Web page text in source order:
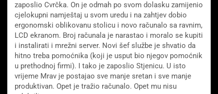
zaposlio Cvrčka. On je odmah po svom dolasku zamijenio
cjelokupni namještaj u svom uredu i na zahtjev dobio
ergonomski oblikovanu stolicu i novo računalo sa ravnim,
LCD ekranom. Broj računala je narastao i moralo se kupiti
i instalirati i mrežni server. Novi šef službe je shvatio da
hitno treba pomoćnika (koji je usput bio njegov pomoćnik
u prethodnoj firmi). I tako je zaposlio Stjenicu. U isto
vrijeme Mrav je postajao sve manje sretan i sve manje
produktivan. Opet je tražio računalo. Opet mu nisu